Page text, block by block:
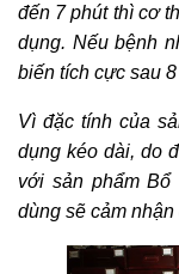
đến 7 phút thì cơ
dụng. Nếu bệnh
biến tích cực sau
Vì đặc tính của
dụng kéo dài, do
với sản phẩm
dùng sẽ cảm